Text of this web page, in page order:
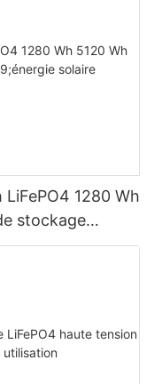
1280 Wh
stockage